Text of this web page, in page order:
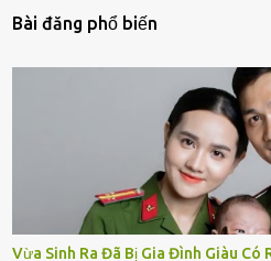
Bài đăng phổ biến
Vừa Sinh Ra Đã Bị Gia Đình Giàu